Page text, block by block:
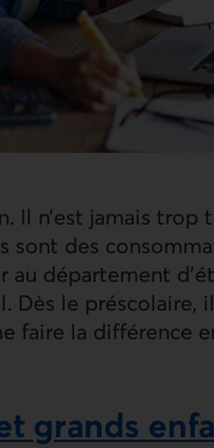
Il n’est jamais trop
sont des
au département
. Dès le préscolaire,
faire la différence
grands